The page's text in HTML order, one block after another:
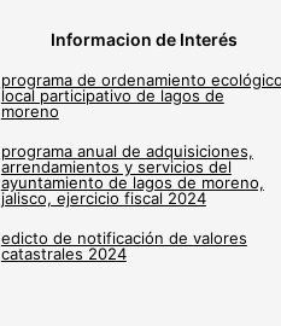
Informacion de Interés
programa de ordenamiento ecológico
local participativo de lagos de
moreno
programa anual de adquisiciones,
arrendamientos y servicios del
ayuntamiento de lagos de moreno,
jalisco, ejercicio fiscal 2024
edicto de notificación de valores
catastrales 2024